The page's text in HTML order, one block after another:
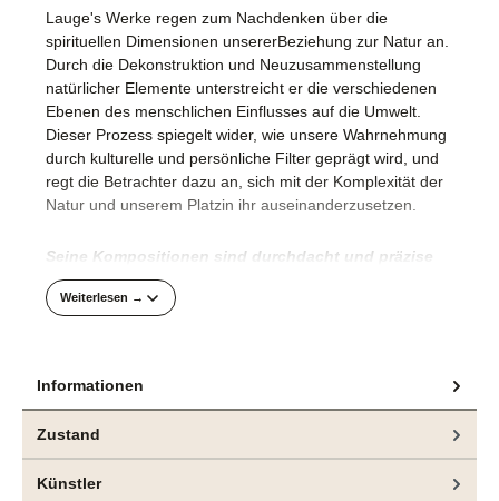
Lauge's Werke regen zum Nachdenken über die
spirituellen Dimensionen unsererBeziehung zur Natur an.
Durch die Dekonstruktion und Neuzusammenstellung
natürlicher Elemente unterstreicht er die verschiedenen
Ebenen des menschlichen Einflusses auf die Umwelt.
Dieser Prozess spiegelt wider, wie unsere Wahrnehmung
durch kulturelle und persönliche Filter geprägt wird, und
regt die Betrachter dazu an, sich mit der Komplexität der
Natur und unserem Platzin ihr auseinanderzusetzen.
Seine Kompositionen sind durchdacht und präzise
umgesetzt.
bringt, vergegenwärtigt die akribische Herangehensweise
Das hier angebotene Gemälde und weitere Arbeiten
sind aktuell in der Ausstellung "CONTROL“, bei
Weiterlesen →
Informationen
Zustand
Künstler